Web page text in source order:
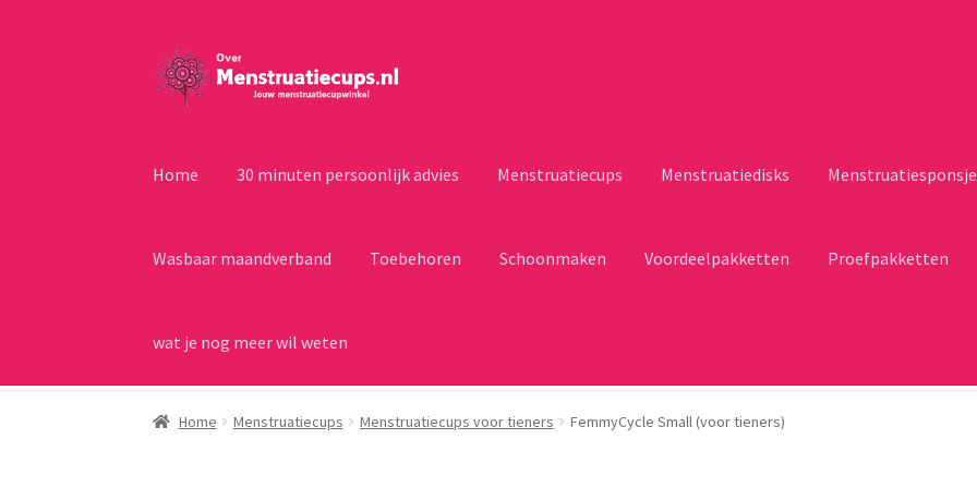
Ga
door
naar
Ga
naar
Home 30 minuten persoonlijk advies Menstruatiecups Menstruatiedisks
Wasbaar maandverband Toebehoren Schoonmaken Voordeelpakketten Proefpakketten
wat je nog meer wil weten
Home Menstruatiecups Menstruatiecups voor tieners FemmyCycle Small (voor tieners)